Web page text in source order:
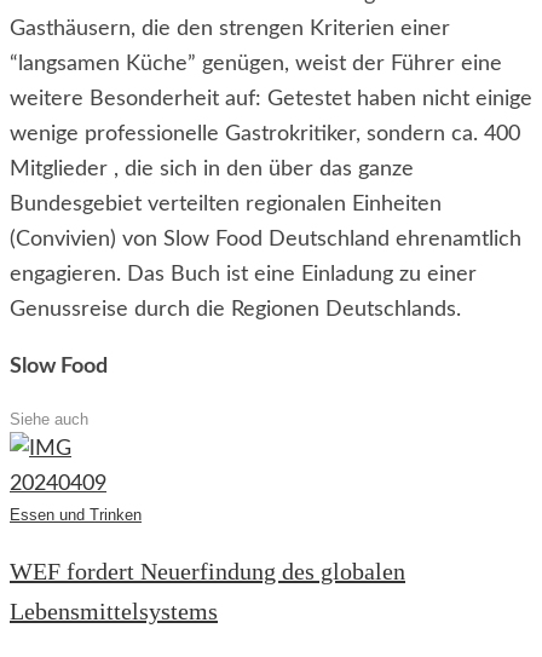
Gasthäusern, die den strengen Kriterien einer
“langsamen Küche” genügen, weist der Führer eine
weitere Besonderheit auf: Getestet haben nicht einige
wenige professionelle Gastrokritiker, sondern ca. 400
Mitglieder , die sich in den über das ganze
Bundesgebiet verteilten regionalen Einheiten
(Convivien) von Slow Food Deutschland ehrenamtlich
engagieren. Das Buch ist eine Einladung zu einer
Genussreise durch die Regionen Deutschlands.
Slow Food
Siehe auch
Essen und Trinken
WEF fordert Neuerfindung des globalen
Lebensmittelsystems